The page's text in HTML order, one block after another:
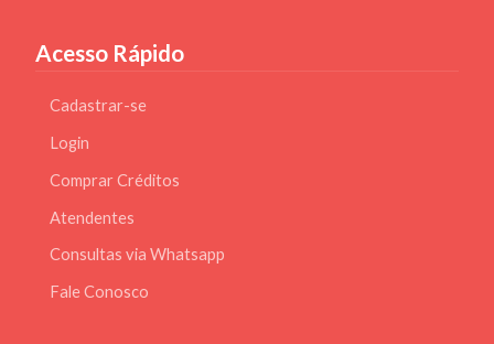
Acesso Rápido
Cadastrar-se
Login
Comprar Créditos
Atendentes
Consultas via Whatsapp
Fale Conosco